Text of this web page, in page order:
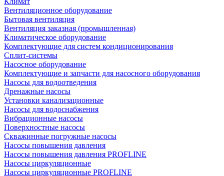
Вентиляционное оборудование
Бытовая вентиляция
Вентиляция заказная (промышленная)
Климатическое оборудование
Комплектующие для систем кондиционирования
Сплит-системы
Насосное оборудование
Комплектующие и запчасти для насосного оборудования
Насосы для водоотведения
Дренажные насосы
Установки канализационные
Насосы для водоснабжения
Вибрационные насосы
Поверхностные насосы
Скважинные погружные насосы
Насосы повышения давления
Насосы повышения давления PROFLINE
Насосы циркуляционные
Насосы циркуляционные PROFLINE